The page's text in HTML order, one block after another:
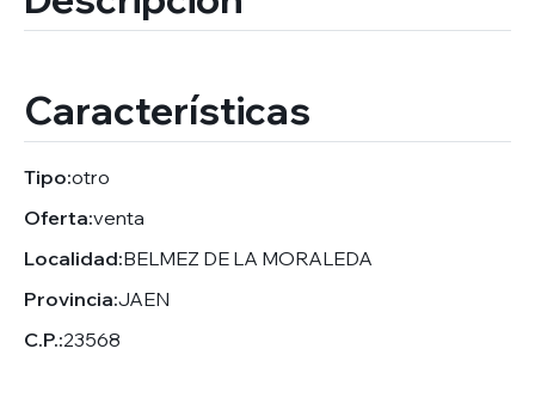
Características
Tipo:otro
Oferta:venta
Localidad:BELMEZ DE LA MORALEDA
Provincia:JAEN
C.P.:23568